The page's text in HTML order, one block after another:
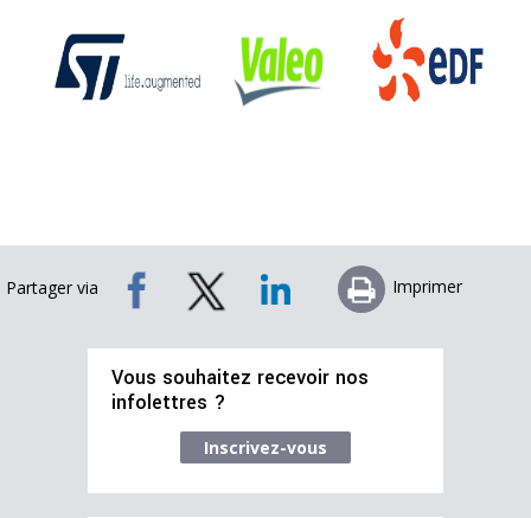
Partager via Imprimer
Vous souhaitez recevoir nos
infolettres ?
Inscrivez-vous